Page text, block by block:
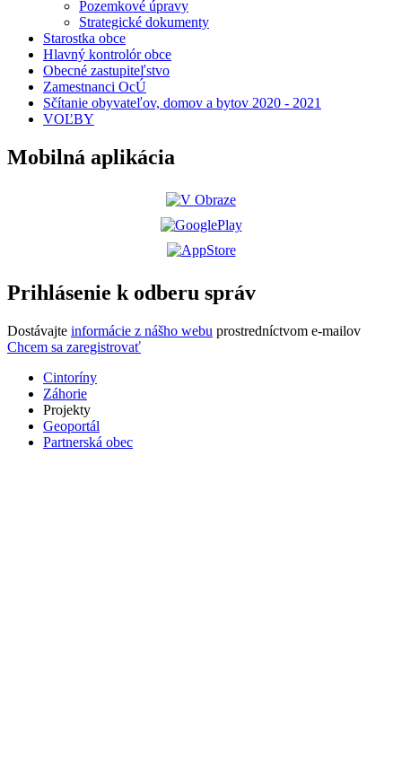
Pozemkové úpravy
Strategické dokumenty
Starostka obce
Hlavný kontrolór obce
Obecné zastupiteľstvo
Zamestnanci OcÚ
Sčítanie obyvateľov, domov a bytov 2020 - 2021
VOĽBY
Mobilná aplikácia
Prihlásenie k odberu správ
Dostávajte informácie z nášho webu prostredníctvom e-mailov
Chcem sa zaregistrovať
Cintoríny
Záhorie
Projekty
Geoportál
Partnerská obec